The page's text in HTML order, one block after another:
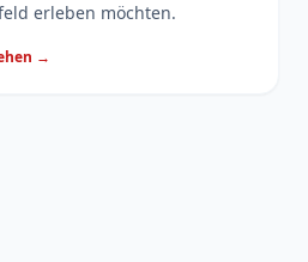
erleben möchten.
→